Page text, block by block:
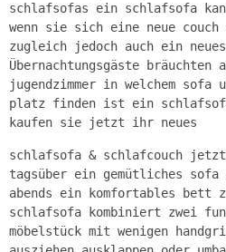
schlafsofas ein schlafsofa
wenn sie sich eine neue couch
zugleich jedoch auch ein
Übernachtungsgäste
jugendzimmer in welchem sofa
platz finden ist ein
kaufen sie jetzt ihr neues
schlafsofa & schlafcouch
tagsüber ein gemütliches sofa
abends ein komfortables bett
schlafsofa kombiniert zwei
möbelstück mit wenigen